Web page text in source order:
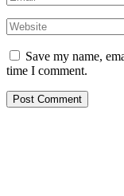
Save my name,
time I comment.